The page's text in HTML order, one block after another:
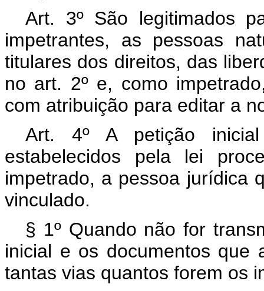
Art. 3º São legitimados
impetrantes, as pessoas
titulares dos direitos, das
no art. 2º e, como
com atribuição para editar a
Art. 4º A petição
estabelecidos pela lei
impetrado, a pessoa jurídica
vinculado.
§ 1º Quando não for
inicial e os documentos que
tantas vias quantos forem os